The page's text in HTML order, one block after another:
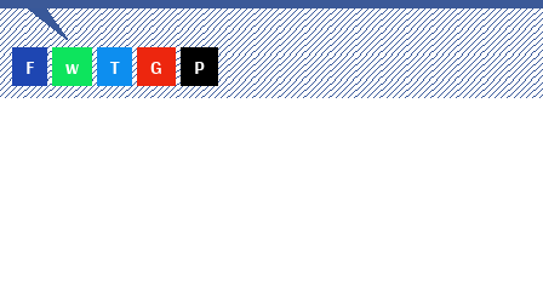
F w T G P